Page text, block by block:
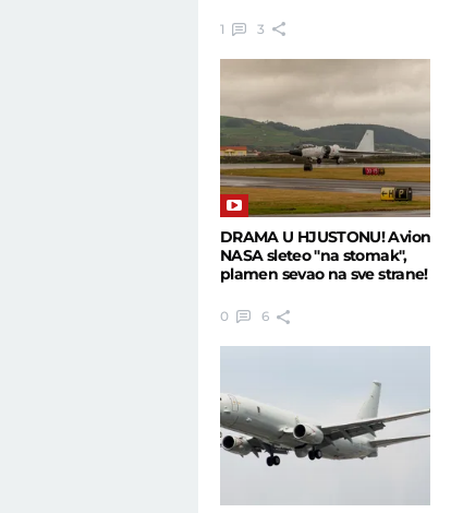
1 3
DRAMA U HJUSTONU! Avion
NASA sleteo "na stomak",
plamen sevao na sve strane!
0 6